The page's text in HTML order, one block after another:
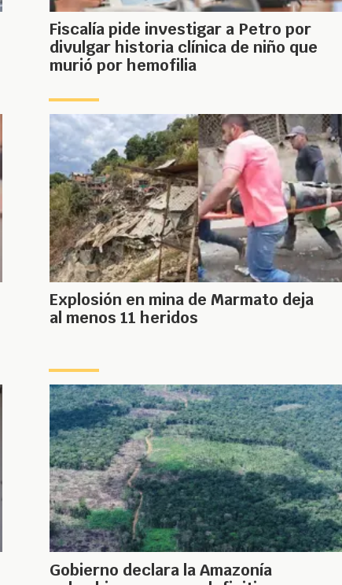
Fiscalía pide investigar a Petro por
divulgar historia clínica de niño que
murió por hemofilia
Explosión en mina de Marmato deja
al menos 11 heridos
Gobierno declara la Amazonía